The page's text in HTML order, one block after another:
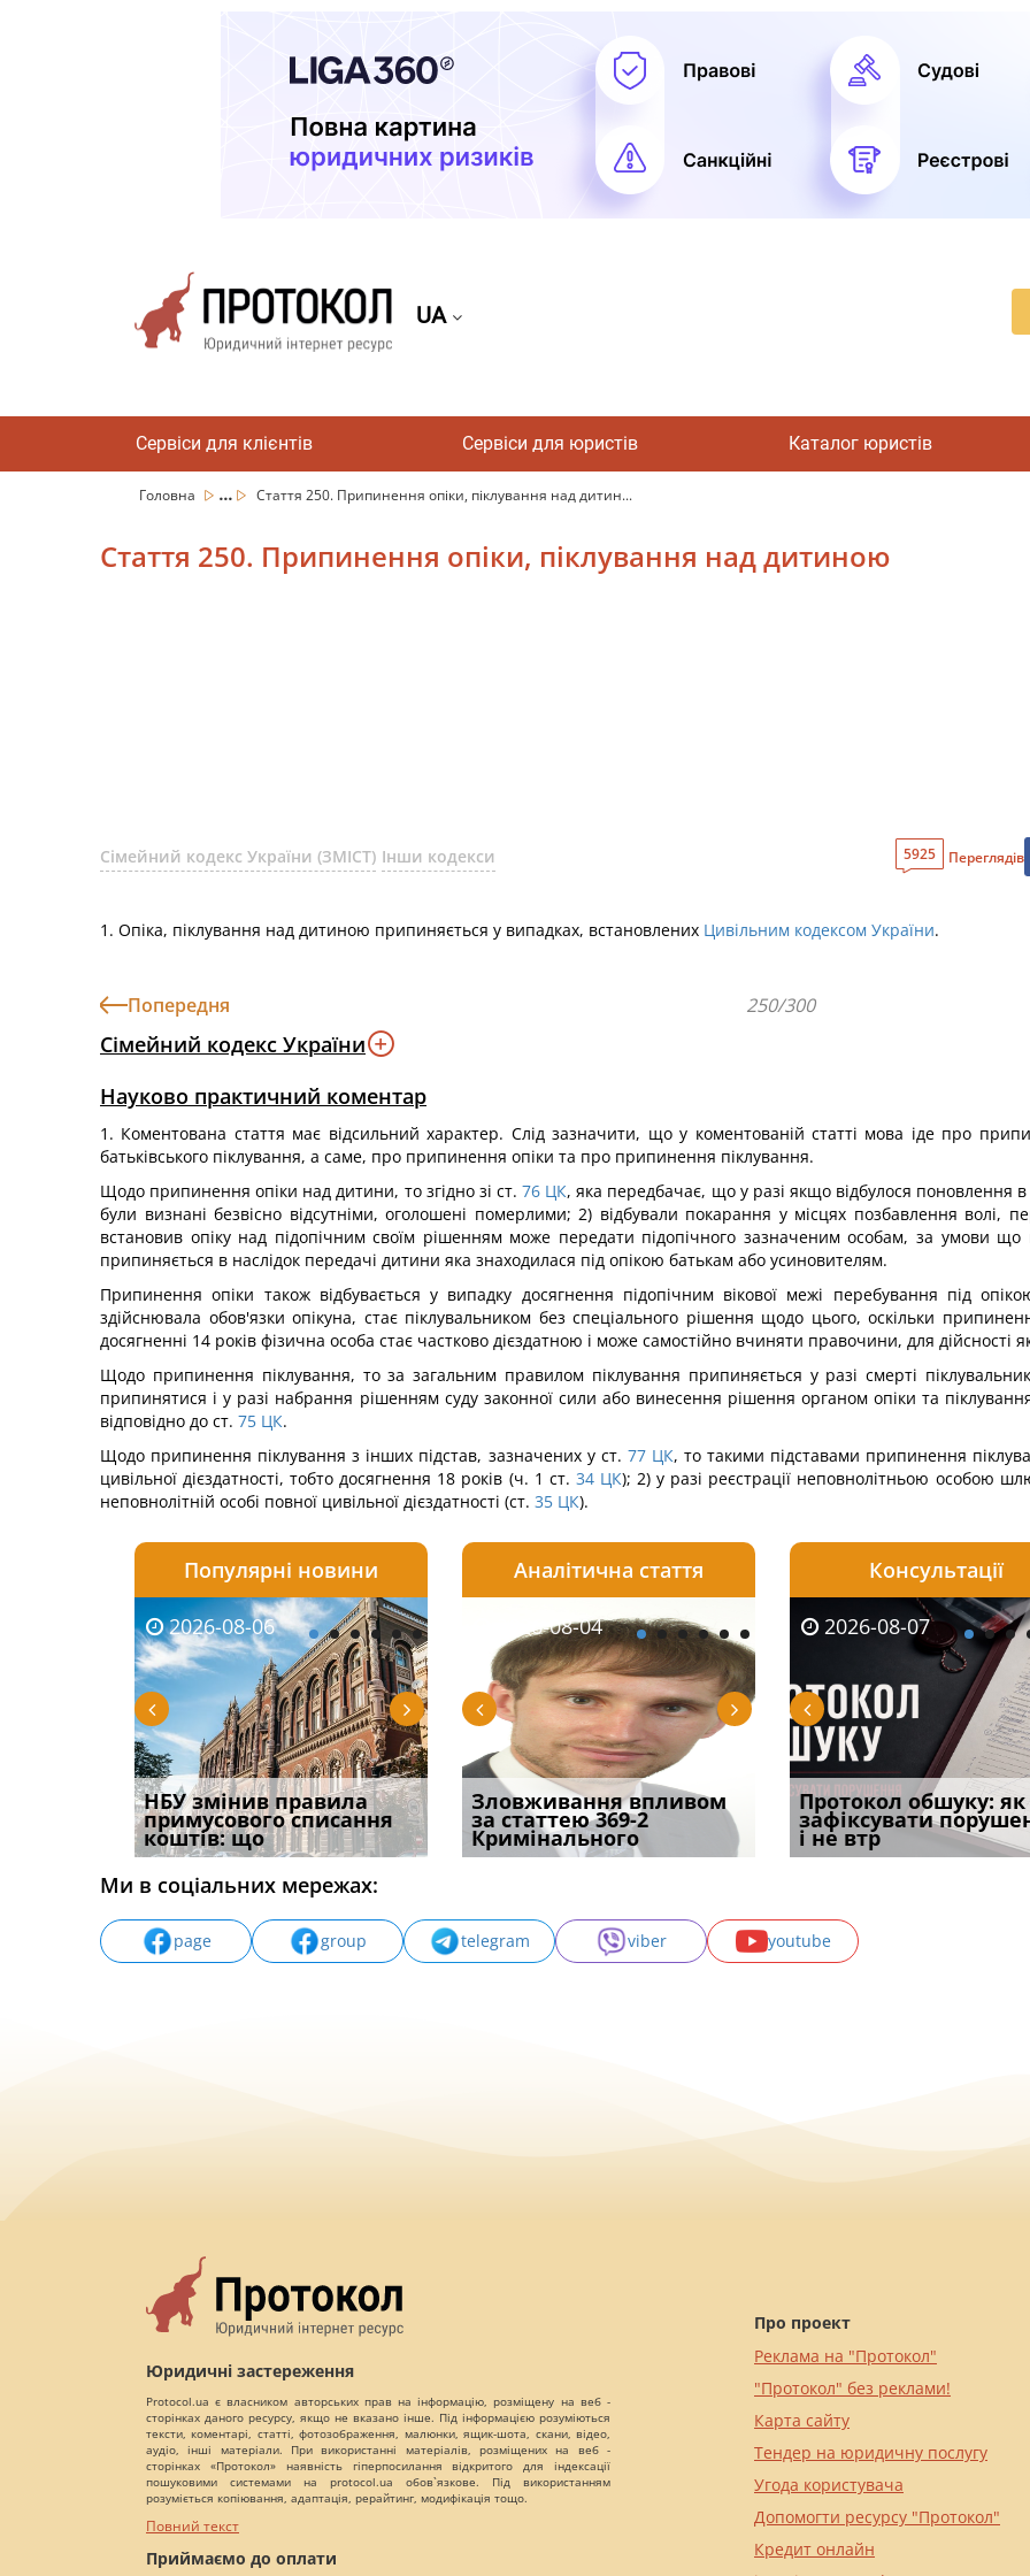
UA
Сервіси для клієнтів Сервіси для юристів Каталог юристів
Головна ... Стаття 250. Припинення опіки, піклування над дитин...
Стаття 250. Припинення опіки, піклування над дитиною
Сімейний кодекс України (ЗМІСТ) Інши кодекси 5925 Переглядів
1. Опіка, піклування над дитиною припиняється у випадках, встановлених Цивільним кодексом України.
Попередня 250/300
Сімейний кодекс України
Науково практичний коментар
1. Коментована стаття має відсильний характер. Слід зазначити, що у коментованій статті мова іде про
батьківського піклування, а саме, про припинення опіки та про припинення піклування.
Щодо припинення опіки над дитини, то згідно зі ст. 76 ЦК, яка передбачає, що у разі якщо відбулося поновлення
були визнані безвісно відсутніми, оголошені померлими; 2) відбували покарання у місцях позбавлення волі,
встановив опіку над підопічним своїм рішенням може передати підопічного зазначеним особам, за умови що
припиняється в наслідок передачі дитини яка знаходилася під опікою батькам або усиновителям.
Припинення опіки також відбувається у випадку досягнення підопічним вікової межі перебування під
здійснювала обов'язки опікуна, стає піклувальником без спеціального рішення щодо цього, оскільки
досягненні 14 років фізична особа стає частково дієздатною і може самостійно вчиняти правочини, для дійсності
Щодо припинення піклування, то за загальним правилом піклування припиняється у разі смерті
припинятися і у разі набрання рішенням суду законної сили або винесення рішення органом опіки та
відповідно до ст. 75 ЦК.
Щодо припинення піклування з інших підстав, зазначених у ст. 77 ЦК, то такими підставами припинення
цивільної дієздатності, тобто досягнення 18 років (ч. 1 ст. 34 ЦК); 2) у разі реєстрації неповнолітньою особою
неповнолітній особі повної цивільної дієздатності (ст. 35 ЦК).
Популярні новини
2026-08-06
НБУ змінив правила
примусового списання
коштів: що
2026-08-06
Якщо суд встановив для
відшкодування шкоди
наявніс
2026-08-06
Документи, на яких не
проставляється
апостиль: пер
Аналітична стаття
2026-08-03
Водії можуть отримати
компенсацію за
незаконні дії
2026-08-04
Зловживання впливом
за статтею 369-2
Кримінального
2026-08-04
Переоформлення
відстрочки за іншою
підставою: нов
Консультації
2026-08-05
Штраф, догана чи
в’язниця: що загрожує
лікарю за р
2026-08-07
Протокол обшуку: як
зафіксувати
і не втр
2026-07-30
Восьмий ААС
підтвердив, що
може скас
Ми в соціальних мережах:
page group telegram viber youtube
Юридичні застереження
Protocol.ua є власником авторських прав на інформацію, розміщену на веб -
сторінках даного ресурсу, якщо не вказано інше. Під інформацією розуміються
тексти, коментарі, статті, фотозображення, малюнки, ящик-шота, скани, відео,
аудіо, інші матеріали. При використанні матеріалів, розміщених на веб -
сторінках «Протокол» наявність гіперпосилання відкритого для індексації
пошуковими системами на protocol.ua обов`язкове. Під використанням
розуміється копіювання, адаптація, рерайтинг, модифікація тощо.
Повний текст
Приймаємо до оплати
Про проект
Реклама на "Протокол"
"Протокол" без реклами!
Карта сайту
Тендер на юридичну послугу
Угода користувача
Допомогти ресурсу "Протокол"
Кредит онлайн